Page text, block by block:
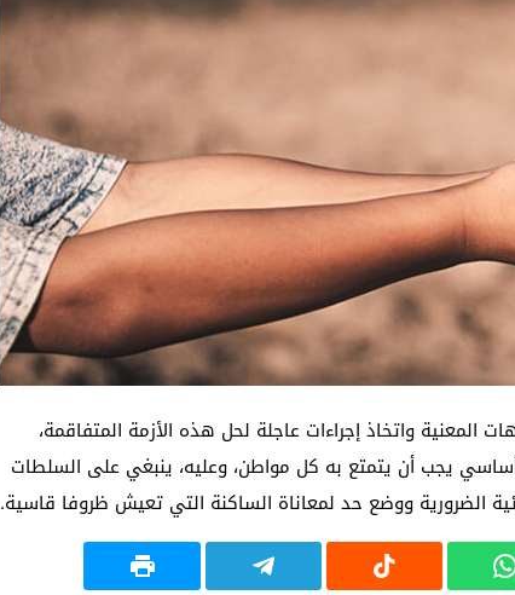
واتخاذ إجراءات عاجلة لحل هذه الأزمة المتفاقمة،
يجب أن يتمتع به كل مواطن، وعليه، ينبغي على السلطات
الضرورية ووضع حد لمعاناة الساكنة التي تعيش ظروفا قاسية.